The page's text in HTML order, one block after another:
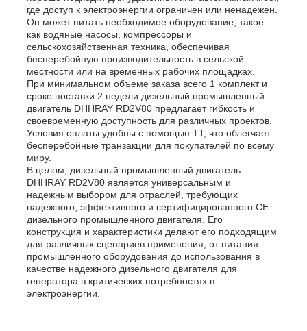
где доступ к электроэнергии ограничен или ненадежен.
Он может питать необходимое оборудование, такое
как водяные насосы, компрессоры и
сельскохозяйственная техника, обеспечивая
бесперебойную производительность в сельской
местности или на временных рабочих площадках.
При минимальном объеме заказа всего 1 комплект и
сроке поставки 2 недели дизельный промышленный
двигатель DHHRAY RD2V80 предлагает гибкость и
своевременную доступность для различных проектов.
Условия оплаты удобны с помощью TT, что облегчает
бесперебойные транзакции для покупателей по всему
миру.
В целом, дизельный промышленный двигатель
DHHRAY RD2V80 является универсальным и
надежным выбором для отраслей, требующих
надежного, эффективного и сертифицированного CE
дизельного промышленного двигателя. Его
конструкция и характеристики делают его подходящим
для различных сценариев применения, от питания
промышленного оборудования до использования в
качестве надежного дизельного двигателя для
генератора в критических потребностях в
электроэнергии.